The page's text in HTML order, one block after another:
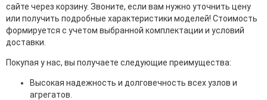
сайте через корзину. Звоните, если вам нужно уточнить цену
или получить подробные характеристики моделей! Стоимость
формируется с учетом выбранной комплектации и условий
доставки.
Покупая у нас, вы получаете следующие преимущества:
Высокая надежность и долговечность всех узлов и
агрегатов.